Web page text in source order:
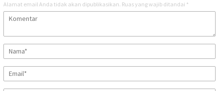
Alamat email Anda tidak akan dipublikasikan. Ruas yang wajib ditandai *